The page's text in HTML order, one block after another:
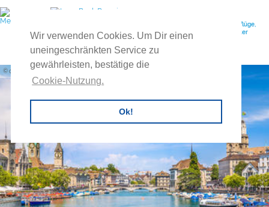
Wir verwenden Cookies. Um Dir einen
uneingeschränkten Service zu
gewährleisten, bestätige die
Cookie-Nutzung.
Ok!
Ihr Reiseveranstalter für individuelle Gruppenreisen, Feuerwehrausflüge,
Vereinsreisen, Betriebsausflüge, Exkursionen, Tagesreisen, Buscharter
uvm.
canadastock / Shutterstock